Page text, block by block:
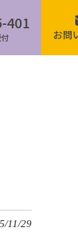
401
お問
11/29